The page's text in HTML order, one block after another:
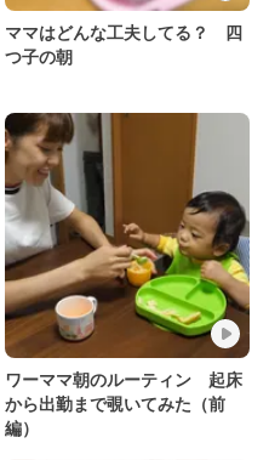
ママはどんな工夫してる？ 四
つ子の朝
ワーママ朝のルーティン 起床
から出勤まで覗いてみた（前
編）